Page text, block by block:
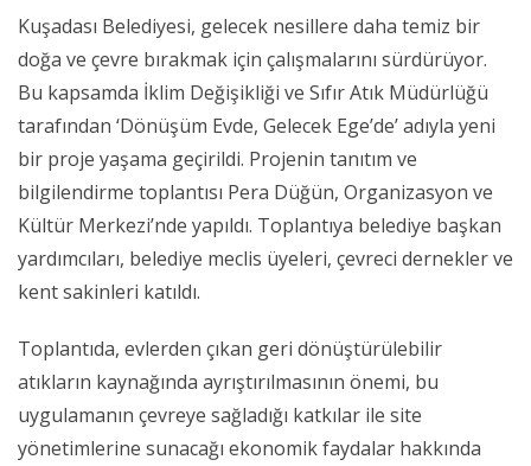
Kuşadası Belediyesi, gelecek nesillere daha temiz bir
doğa ve çevre bırakmak için çalışmalarını sürdürüyor.
Bu kapsamda İklim Değişikliği ve Sıfır Atık Müdürlüğü
tarafından ‘Dönüşüm Evde, Gelecek Ege’de’ adıyla yeni
bir proje yaşama geçirildi. Projenin tanıtım ve
bilgilendirme toplantısı Pera Düğün, Organizasyon ve
Kültür Merkezi’nde yapıldı. Toplantıya belediye başkan
yardımcıları, belediye meclis üyeleri, çevreci dernekler ve
kent sakinleri katıldı.
Toplantıda, evlerden çıkan geri dönüştürülebilir
atıkların kaynağında ayrıştırılmasının önemi, bu
uygulamanın çevreye sağladığı katkılar ile site
yönetimlerine sunacağı ekonomik faydalar hakkında